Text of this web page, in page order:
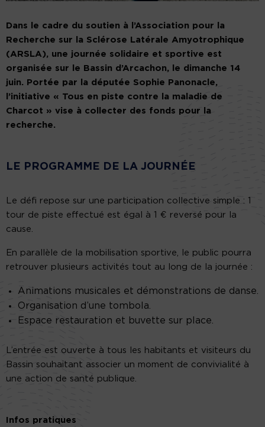
Dans le cadre du soutien à l’Association pour la
Recherche sur la Sclérose Latérale Amyotrophique
(ARSLA), une journée solidaire et sportive est
organisée sur le Bassin d’Arcachon, le dimanche 14
juin. Portée par la députée Sophie Panonacle,
l’initiative « Tous en piste contre la maladie de
Charcot » vise à collecter des fonds pour la
recherche.
LE PROGRAMME DE LA JOURNÉE
Le défi repose sur une participation collective simple : 1
tour de piste effectué est égal à 1 € reversé pour la
cause.
En parallèle de la mobilisation sportive, le public pourra
retrouver plusieurs activités tout au long de la journée :
Animations musicales et démonstrations de danse.
Organisation d’une tombola.
Espace restauration et buvette sur place.
L’entrée est ouverte à tous les habitants et visiteurs du
Bassin souhaitant associer un moment de convivialité à
une action de santé publique.
Infos pratiques